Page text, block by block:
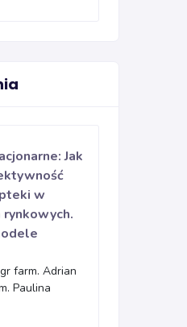
Jak
w
rynkowych.
farm. Adrian
Paulina